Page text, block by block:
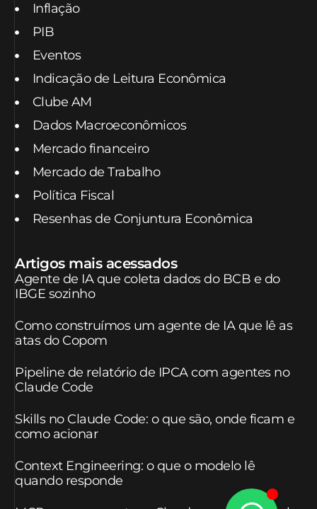
Inflação
PIB
Eventos
Indicação de Leitura Econômica
Clube AM
Dados Macroeconômicos
Mercado financeiro
Mercado de Trabalho
Política Fiscal
Resenhas de Conjuntura Econômica
Artigos mais acessados
Agente de IA que coleta dados do BCB e do
IBGE sozinho
Como construímos um agente de IA que lê as
atas do Copom
Pipeline de relatório de IPCA com agentes no
Claude Code
Skills no Claude Code: o que são, onde ficam e
como acionar
Context Engineering: o que o modelo lê
quando responde